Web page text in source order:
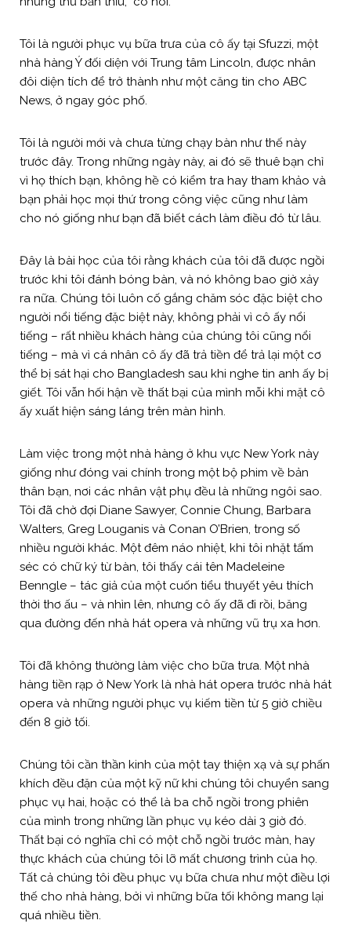
Tôi là người phục vụ bữa trưa của cô ấy tại Sfuzzi, một
nhà hàng Ý đối diện với Trung tâm Lincoln, được nhân
đôi diện tích để trở thành như một căng tin cho ABC
News, ở ngay góc phố.
Tôi là người mới và chưa từng chạy bàn như thế này
trước đây. Trong những ngày này, ai đó sẽ thuê bạn chỉ
vì họ thích bạn, không hề có kiểm tra hay tham khảo và
bạn phải học mọi thứ trong công việc cũng như làm
cho nó giống như bạn đã biết cách làm điều đó từ lâu.
Đây là bài học của tôi rằng khách của tôi đã được ngồi
trước khi tôi đánh bóng bàn, và nó không bao giờ xảy
ra nữa. Chúng tôi luôn cố gắng chăm sóc đặc biệt cho
người nổi tiếng đặc biệt này, không phải vì cô ấy nổi
tiếng – rất nhiều khách hàng của chúng tôi cũng nổi
tiếng – mà vì cá nhân cô ấy đã trả tiền để trả lại một cơ
thể bị sát hại cho Bangladesh sau khi nghe tin anh ấy bị
giết. Tôi vẫn hối hận về thất bại của mình mỗi khi mặt cô
ấy xuất hiện sáng láng trên màn hình.
Làm việc trong một nhà hàng ở khu vực New York này
giống như đóng vai chính trong một bộ phim về bản
thân bạn, nơi các nhân vật phụ đều là những ngôi sao.
Tôi đã chờ đợi Diane Sawyer, Connie Chung, Barbara
Walters, Greg Louganis và Conan O’Brien, trong số
nhiều người khác. Một đêm náo nhiệt, khi tôi nhặt tấm
séc có chữ ký từ bàn, tôi thấy cái tên Madeleine
Benngle – tác giả của một cuốn tiểu thuyết yêu thích
thời thơ ấu – và nhìn lên, nhưng cô ấy đã đi rồi, băng
qua đường đến nhà hát opera và những vũ trụ xa hơn.
Tôi đã không thường làm việc cho bữa trưa. Một nhà
hàng tiền rạp ở New York là nhà hát opera trước nhà hát
opera và những người phục vụ kiếm tiền từ 5 giờ chiều
đến 8 giờ tối.
Chúng tôi cần thần kinh của một tay thiện xạ và sự phấn
khích đều đặn của một kỹ nữ khi chúng tôi chuyển sang
phục vụ hai, hoặc có thể là ba chỗ ngồi trong phiên
của mình trong những lần phục vụ kéo dài 3 giờ đó.
Thất bại có nghĩa chỉ có một chỗ ngồi trước màn, hay
thực khách của chúng tôi lỡ mất chương trình của họ.
Tất cả chúng tôi đều phục vụ bữa chưa như một điều lợi
thế cho nhà hàng, bởi vì những bữa tối không mang lại
quá nhiều tiền.